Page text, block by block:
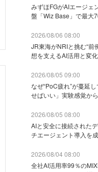
みずほFGがAIエージェ
盤「Wiz Base」で最大
2026/08/06 08:00
JR東海がNRIと挑む“
想を支えるAI活用と変
2026/08/05 09:00
なぜ“PoC疲れ”が蔓延
せばいい」実験感覚か
2026/08/05 08:00
AIと安全に接続された
チエージェント導入を
2026/08/04 08:00
全社AI活用率99％の